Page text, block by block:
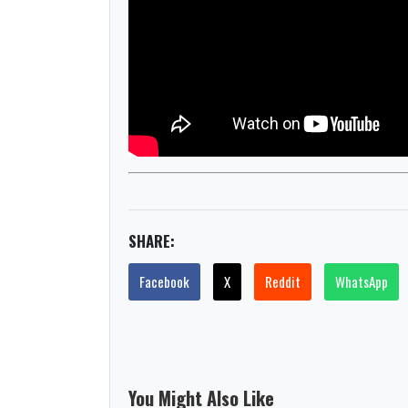
SHARE:
Facebook X Reddit WhatsApp
You Might Also Like